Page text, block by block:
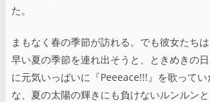
た。
まもなく春の季節が訪れる。でも彼女たち
早い夏の季節を連れ出そうと、ときめきの
に元気いっぱいに『Peeeace!!!』を歌って
な、夏の太陽の輝きにも負けないルンルンと